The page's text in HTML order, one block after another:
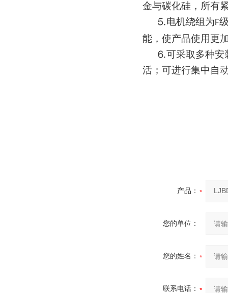
金与碳化硅，所有
⒌电机绕组为F
能，使产品使用更
⒍可采取多种安
活；可进行集中自
产品：
您的单位：
您的姓名：
联系电话：